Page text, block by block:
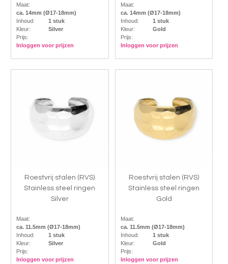
Maat:
ca. 14mm (Ø17-18mm)
Inhoud:
1 stuk
Kleur:
Silver
Prijs:
Inloggen voor prijzen
Maat:
ca. 14mm (Ø17-18mm)
Inhoud:
1 stuk
Kleur:
Gold
Prijs:
Inloggen voor prijzen
Roestvrij stalen (RVS)
Stainless steel ringen
Silver
Maat:
ca. 11.5mm (Ø17-18mm)
Inhoud:
1 stuk
Kleur:
Silver
Prijs:
Inloggen voor prijzen
Roestvrij stalen (RVS)
Stainless steel ringen
Gold
Maat:
ca. 11.5mm (Ø17-18mm)
Inhoud:
1 stuk
Kleur:
Gold
Prijs:
Inloggen voor prijzen